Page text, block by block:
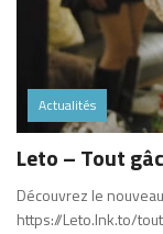
Actualités
Leto – Tout
Découvrez le
https://Leto.lnk.to/